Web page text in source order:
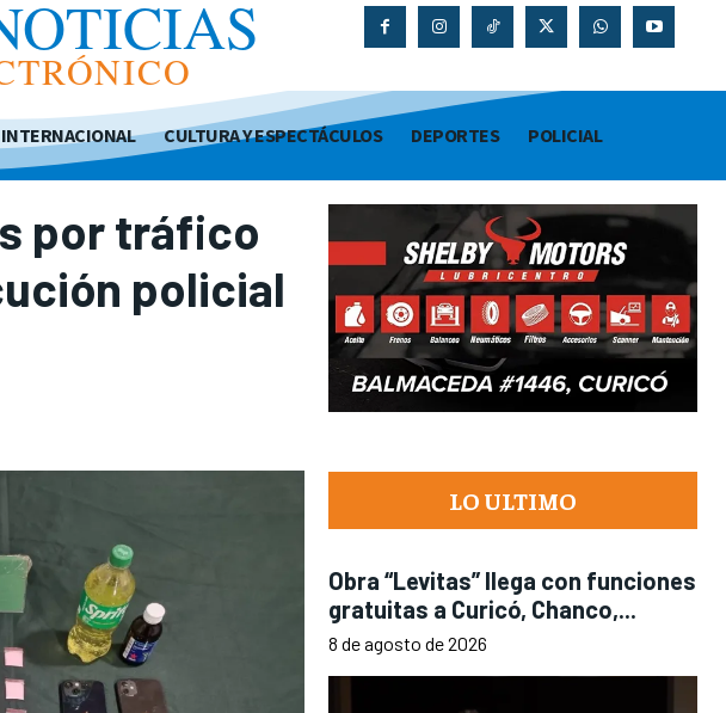
INTERNACIONAL CULTURA Y ESPECTÁCULOS DEPORTES POLICIAL
por tráfico
policial
LO ULTIMO
Obra “Levitas” llega con funciones
gratuitas a Curicó, Chanco,...
8 de agosto de 2026